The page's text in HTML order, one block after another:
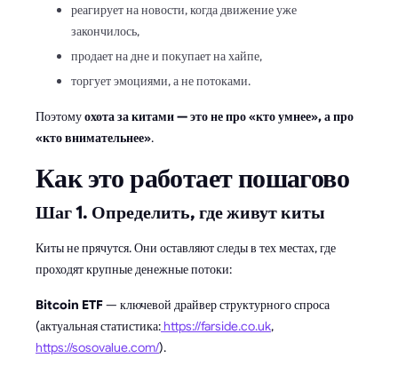
реагирует на новости, когда движение уже
закончилось,
продает на дне и покупает на хайпе,
торгует эмоциями, а не потоками.
Поэтомуохота за китами — это не про «кто умнее», а про
«кто внимательнее».
Как это работает пошагово
Шаг 1. Определить, где живут киты
Киты не прячутся. Они оставляют следы в тех местах, где
проходят крупные денежные потоки:
Bitcoin ETF— ключевой драйвер структурного спроса
(актуальная статистика:https://farside.co.uk,
https://sosovalue.com/).